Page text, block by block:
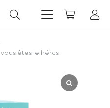
vous êtes le héros